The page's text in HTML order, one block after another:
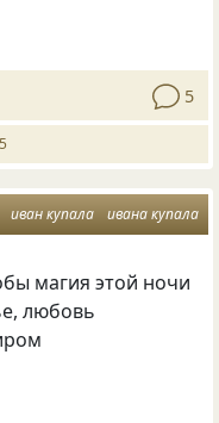
5
иван купала ивана купала
магия этой ночи
любовь